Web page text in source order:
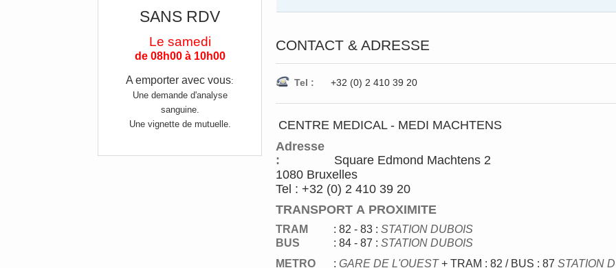
CONTACT & ADRESSE
Tel : +32 (0) 2 410 39 20
CENTRE MEDICAL - MEDI MACHTENS
Adresse
:
Square Edmond Machtens 2
1080 Bruxelles
Tel : +32 (0) 2 410 39 20
TRANSPORT A PROXIMITE
TRAM : 82 - 83 :STATION DUBOIS
BUS
: 84 - 87 :STATION DUBOIS
METRO
:GARE DE L'OUEST+ TRAM : 82 / BUS : 87STATION
SANS RDV
Le samedi
de 08h00 à 10h00
A emporter avec vous:
Une demande d'analyse
sanguine.
Une vignette de mutuelle.